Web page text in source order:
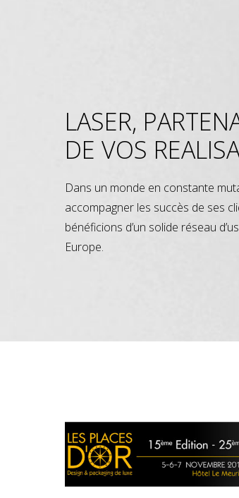
LASER,
DE VOS
Dans un monde en constante
accompagner les succès de ses
bénéficions d’un solide réseau
Europe.